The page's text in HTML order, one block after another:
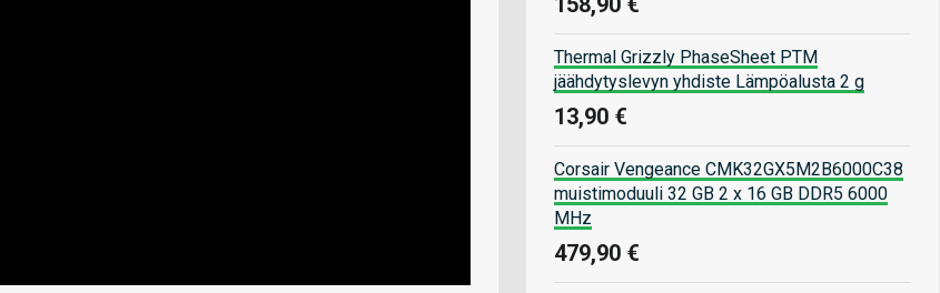
Thermal Grizzly PhaseSheet PTM
jäähdytyslevyn yhdiste Lämpöalusta 2 g
13,90 €
Corsair Vengeance CMK32GX5M2B6000C38
muistimoduuli 32 GB 2 x 16 GB DDR5 6000
MHz
479,90 €